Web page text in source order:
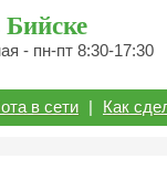
- пн-пт 8:30-17:30
в сети | Как